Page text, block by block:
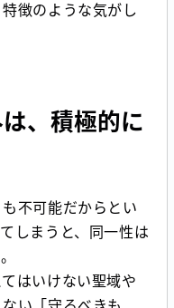
徴のような気がし
、積極的に
不可能だからとい
しまうと、同一性は
はいけない聖域や